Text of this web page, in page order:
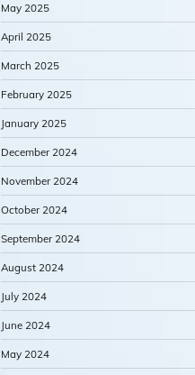
May 2025
April 2025
March 2025
February 2025
January 2025
December 2024
November 2024
October 2024
September 2024
August 2024
July 2024
June 2024
May 2024